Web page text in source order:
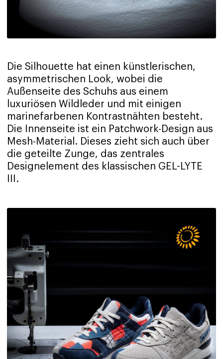
Die Silhouette hat einen künstlerischen,
asymmetrischen Look, wobei die
Außenseite des Schuhs aus einem
luxuriösen Wildleder und mit einigen
marinefarbenen Kontrastnähten besteht.
Die Innenseite ist ein Patchwork-Design aus
Mesh-Material. Dieses zieht sich auch über
die geteilte Zunge, das zentrales
Designelement des klassischen GEL-LYTE
III.